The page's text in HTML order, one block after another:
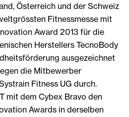
Österreich und der Schweiz
Fitnessmesse mit
Award 2013 für die
Herstellers TecnoBody
ausgezeichnet
die Mitbewerber
Fitness UG durch.
mit dem Cybex Bravo den
Awards in derselben